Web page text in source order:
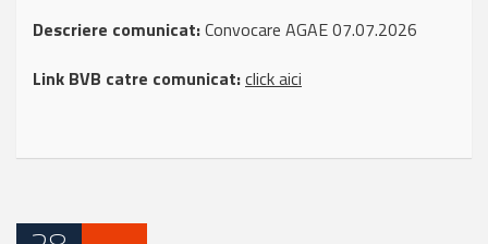
Descriere comunicat:Convocare AGAE 07.07.2026
Link BVB catre comunicat:click aici